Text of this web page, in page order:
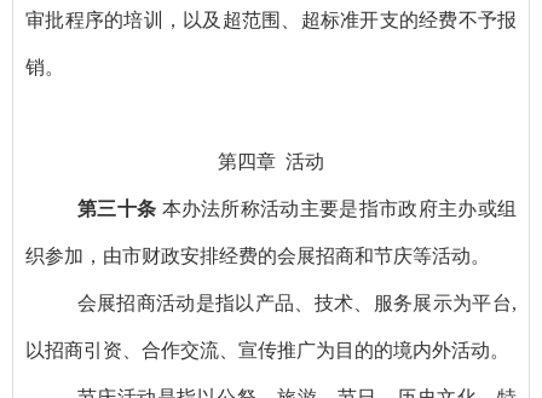
审批程序的培训，以及超范围、超标准开支的经费不予报
销。
第四章 活动
第三十条 本办法所称活动主要是指市政府主办或组
织参加，由市财政安排经费的会展招商和节庆等活动。
会展招商活动是指以产品、技术、服务展示为平台,
以招商引资、合作交流、宣传推广为目的的境内外活动。